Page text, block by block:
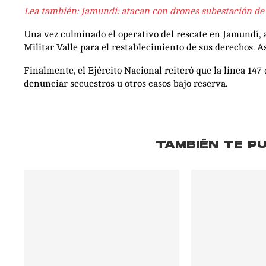
Lea también: Jamundí: atacan con drones subestación
Una vez culminado el operativo del rescate en
Militar Valle para el restablecimiento de sus derechos.
Finalmente, el Ejército Nacional reiteró que la línea
denunciar secuestros u otros casos bajo reserva.
TAMBIÉN TE